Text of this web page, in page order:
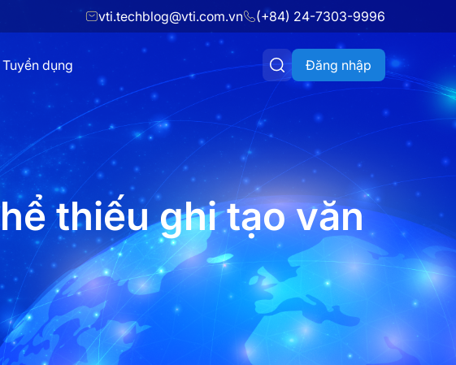
vti.techblog@vti.com.vn (+84) 24-7303-9996
Tuyển dụng Đăng nhập
thiếu ghi tạo văn